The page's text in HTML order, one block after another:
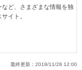
ど、さまざまな情報を独
イト。
最終更新： 2019/11/28 12:00